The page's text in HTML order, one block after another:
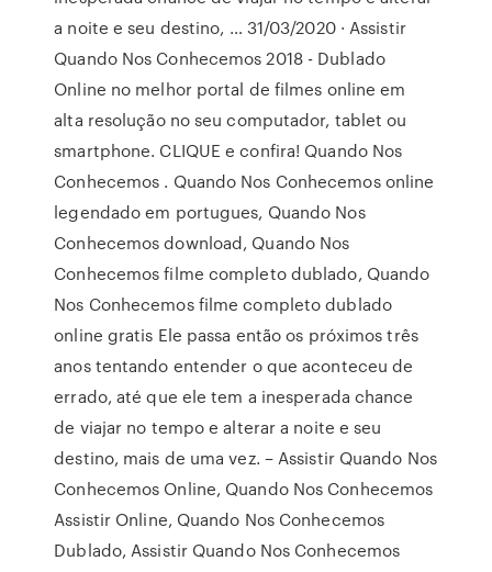
a noite e seu destino, … 31/03/2020 · Assistir
Quando Nos Conhecemos 2018 - Dublado
Online no melhor portal de filmes online em
alta resolução no seu computador, tablet ou
smartphone. CLIQUE e confira! Quando Nos
Conhecemos . Quando Nos Conhecemos online
legendado em portugues, Quando Nos
Conhecemos download, Quando Nos
Conhecemos filme completo dublado, Quando
Nos Conhecemos filme completo dublado
online gratis Ele passa então os próximos três
anos tentando entender o que aconteceu de
errado, até que ele tem a inesperada chance
de viajar no tempo e alterar a noite e seu
destino, mais de uma vez. – Assistir Quando Nos
Conhecemos Online, Quando Nos Conhecemos
Assistir Online, Quando Nos Conhecemos
Dublado, Assistir Quando Nos Conhecemos